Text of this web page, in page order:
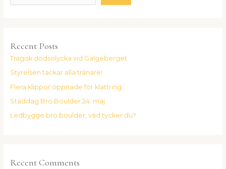
Recent Posts
Tragisk dödsolycka vid Galgeberget
Styrelsen tackar alla tränare!
Flera klippor öppnade för klättring
Städdag Bro Boulder 24. maj
Ledbygge bro boulder, vad tycker du?
Recent Comments